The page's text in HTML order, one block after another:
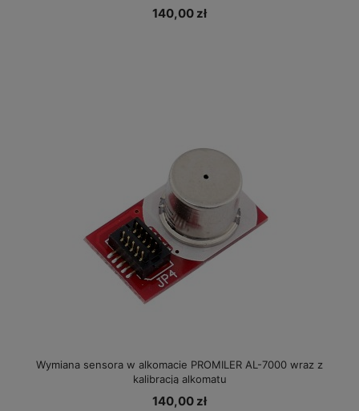
140,00 zł
Wymiana sensora w alkomacie PROMILER AL-7000 wraz z
kalibracją alkomatu
140,00 zł